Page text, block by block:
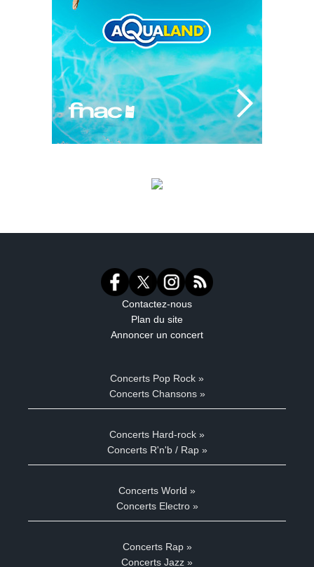
Contactez-nous
Plan du site
Annoncer un concert
Concerts Pop Rock »
Concerts Chansons »
Concerts Hard-rock »
Concerts R'n'b / Rap »
Concerts World »
Concerts Electro »
Concerts Rap »
Concerts Jazz »